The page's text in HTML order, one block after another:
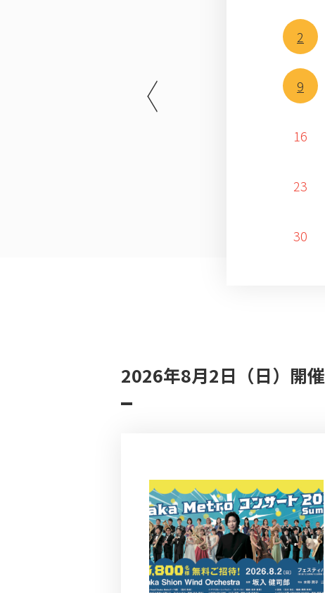
2
9
16
23
30
2026年8月2日（日）開催